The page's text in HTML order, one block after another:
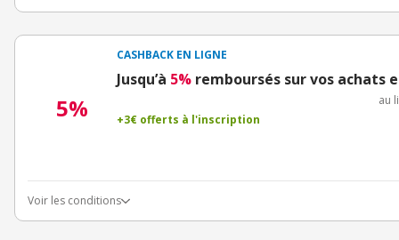
5%
CASHBACK EN LIGNE
Jusqu’à 5% remboursés sur vos achats
au
+3€ offerts à l'inscription
Voir les conditions